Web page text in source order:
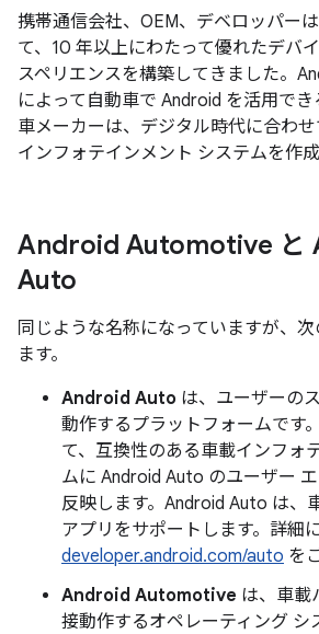
携帯通信会社、OEM、デベロッパー
て、10 年以上にわたって優れたデバ
スペリエンスを構築してきました。
によって自動車で Android を活用で
車メーカーは、デジタル時代に合わ
インフォテインメント システムを作成
Android Automotive と
Auto
同じような名称になっていますが、
ます。
Android Auto は、ユーザーの
動作するプラットフォームです
て、互換性のある車載インフォ
ムに Android Auto のユーザー
反映します。Android Auto は、
アプリをサポートします。詳細
developer.android.com/auto を
Android Automotive は、車載
接動作するオペレーティング シ